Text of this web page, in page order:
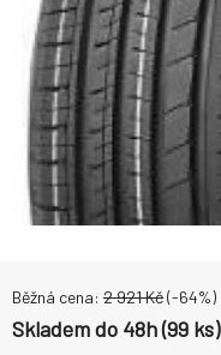
Běžná cena: 2 921Kč(-64%)
Skladem do 48h (99 ks)